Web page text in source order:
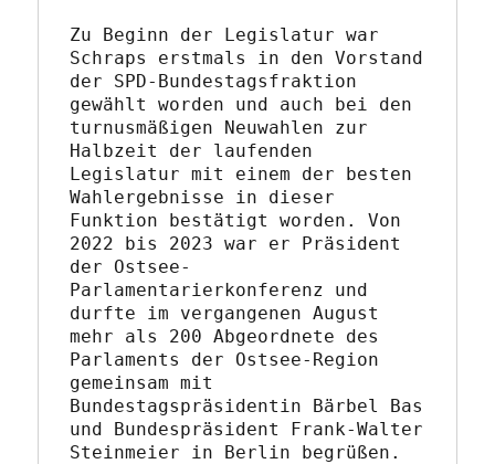
Zu Beginn der Legislatur war
Schraps erstmals in den Vorstand
der SPD-Bundestagsfraktion
gewählt worden und auch bei den
turnusmäßigen Neuwahlen zur
Halbzeit der laufenden
Legislatur mit einem der besten
Wahlergebnisse in dieser
Funktion bestätigt worden. Von
2022 bis 2023 war er Präsident
der Ostsee-
Parlamentarierkonferenz und
durfte im vergangenen August
mehr als 200 Abgeordnete des
Parlaments der Ostsee-Region
gemeinsam mit
Bundestagspräsidentin Bärbel Bas
und Bundespräsident Frank-Walter
Steinmeier in Berlin begrüßen.